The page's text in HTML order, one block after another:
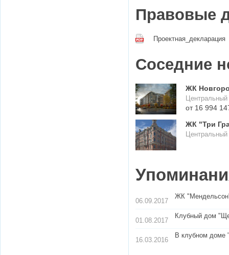
Правовые
Проектная_декларация
Соседние
ЖК
от 16 994
ЖК "Три
06.09.2017
ЖК
01.08.2017
Клубный дом
16.03.2016
В клубном доме